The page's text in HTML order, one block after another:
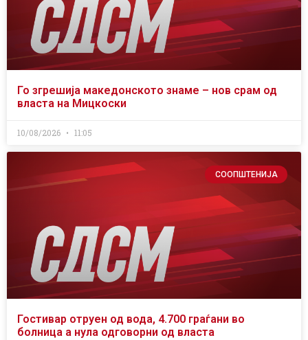
Го згрешија македонското знаме – нов срам од
власта на Мицкоски
10/08/2026 11:05
СООПШТЕНИЈА
Гостивар отруен од вода, 4.700 граѓани во
болница а нула одговорни од власта